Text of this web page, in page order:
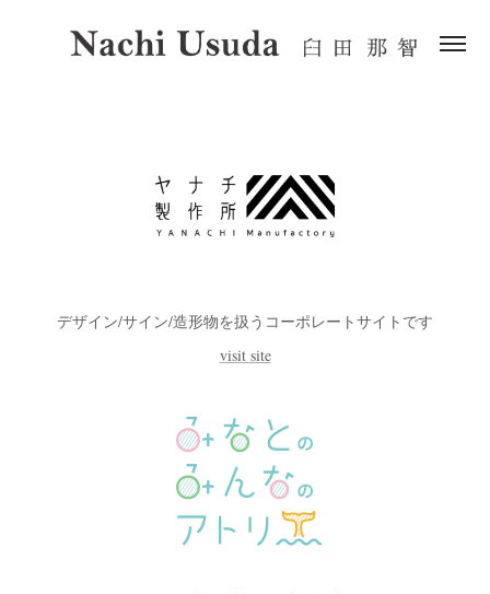
デザイン/サイン/造形物を扱う コーポレートサイトです
visit site